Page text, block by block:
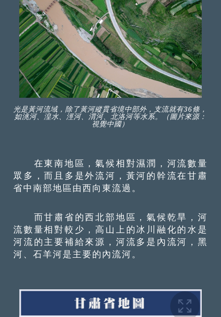
光是黃河流域，除了黃河縱貫省境中部外，支流就有36條，
如洮河、湟水、涇河、渭河、北洛河等水系。（圖片來源：
視覺中國）
在東南地區，氣候相對濕潤，河流數量
眾多，而且多是外流河，黃河的幹流在甘肅
省中南部地區由西向東流過。
而甘肅省的西北部地區，氣候乾旱，河
流數量相對較少，高山上的冰川融化的水是
河流的主要補給來源，河流多是內流河，黑
河、石羊河是主要的內流河。